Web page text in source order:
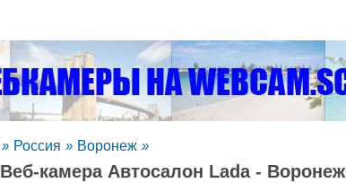
» Россия » Воронеж »
Веб-камера Автосалон Lada - Воронеж